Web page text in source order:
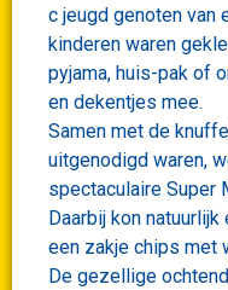
c jeugd genoten van
kinderen waren
pyjama, huis-pak of
en dekentjes mee.
Samen met de
uitgenodigd waren,
spectaculaire Super
Daarbij kon
een zakje chips met
De gezellige